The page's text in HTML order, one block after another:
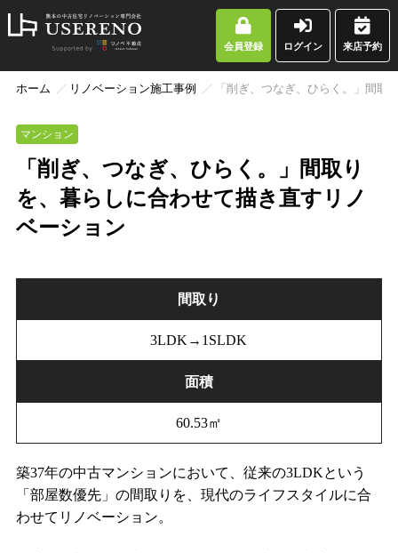
会員登録 ログイン 来店予約
ホーム リノベーション施工事例 「削ぎ、つなぎ、ひらく。」間取
マンション
「削ぎ、つなぎ、ひらく。」間取り
を、暮らしに合わせて描き直すリノ
ベーション
間取り
3LDK→1SLDK
面積
60.53㎡
築37年の中古マンションにおいて、従来の3LDKという
「部屋数優先」の間取りを、現代のライフスタイルに合
わせてリノベーション。